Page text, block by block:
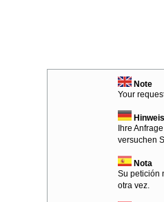
Note
Your
Hinweis
Ihre
versuchen
Nota
Su petición
otra vez.